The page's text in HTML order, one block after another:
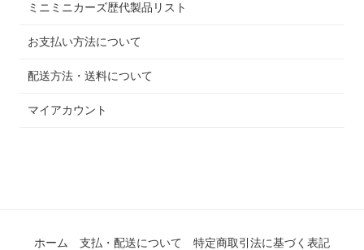
ミニミニカーズ歴代製品リスト
お支払い方法について
配送方法・送料について
マイアカウント
ホーム 支払・配送について 特定商取引法に基づく表記